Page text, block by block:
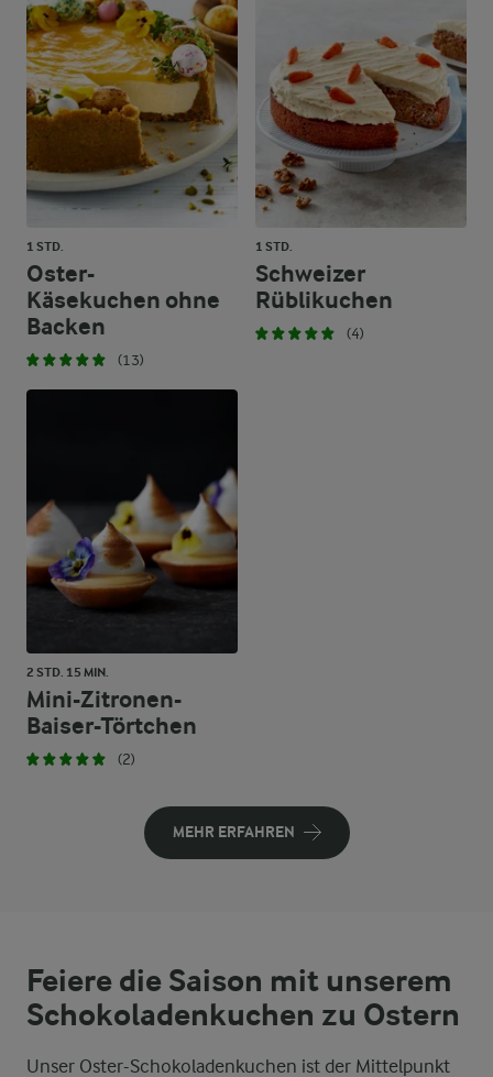
1 STD.
Oster-
Käsekuchen ohne
Backen
(13)
1 STD.
Schweizer
Rüblikuchen
(4)
2 STD. 15 MIN.
Mini-Zitronen-
Baiser-Törtchen
(2)
MEHR ERFAHREN
Feiere die Saison mit unserem
Schokoladenkuchen zu Ostern
Unser Oster-Schokoladenkuchen ist der Mittelpunkt